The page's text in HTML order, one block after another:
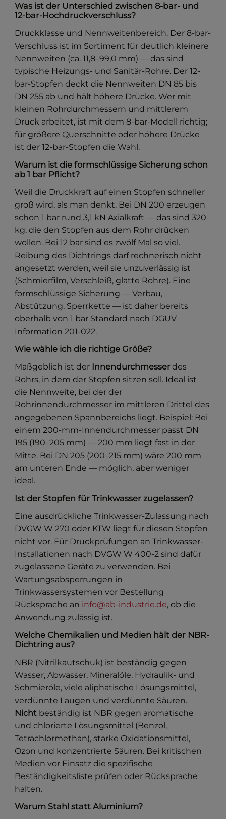
Was ist der Unterschied zwischen 8-bar- und
12-bar-Hochdruckverschluss?
Druckklasse und Nennweitenbereich. Der 8-bar-
Verschluss ist im Sortiment für deutlich kleinere
Nennweiten (ca. 11,8–99,0 mm) — das sind
typische Heizungs- und Sanitär-Rohre. Der 12-
bar-Stopfen deckt die Nennweiten DN 85 bis
DN 255 ab und hält höhere Drücke. Wer mit
kleinen Rohrdurchmessern und mittlerem
Druck arbeitet, ist mit dem 8-bar-Modell richtig;
für größere Querschnitte oder höhere Drücke
ist der 12-bar-Stopfen die Wahl.
Warum ist die formschlüssige Sicherung schon
ab 1 bar Pflicht?
Weil die Druckkraft auf einen Stopfen schneller
groß wird, als man denkt. Bei DN 200 erzeugen
schon 1 bar rund 3,1 kN Axialkraft — das sind 320
kg, die den Stopfen aus dem Rohr drücken
wollen. Bei 12 bar sind es zwölf Mal so viel.
Reibung des Dichtrings darf rechnerisch nicht
angesetzt werden, weil sie unzuverlässig ist
(Schmierfilm, Verschleiß, glatte Rohre). Eine
formschlüssige Sicherung — Verbau,
Abstützung, Sperrkette — ist daher bereits
oberhalb von 1 bar Standard nach DGUV
Information 201-022.
Wie wähle ich die richtige Größe?
Maßgeblich ist der Innendurchmesserdes
Rohrs, in dem der Stopfen sitzen soll. Ideal ist
die Nennweite, bei der der
Rohrinnendurchmesser im mittleren Drittel des
angegebenen Spannbereichs liegt. Beispiel: Bei
einem 200-mm-Innendurchmesser passt DN
195 (190–205 mm) — 200 mm liegt fast in der
Mitte. Bei DN 205 (200–215 mm) wäre 200 mm
am unteren Ende — möglich, aber weniger
ideal.
Ist der Stopfen für Trinkwasser zugelassen?
Eine ausdrückliche Trinkwasser-Zulassung nach
DVGW W 270 oder KTW liegt für diesen Stopfen
nicht vor. Für Druckprüfungen an Trinkwasser-
Installationen nach DVGW W 400-2 sind dafür
zugelassene Geräte zu verwenden. Bei
Wartungsabsperrungen in
Trinkwassersystemen vor Bestellung
Rücksprache an info@ab-industrie.de, ob die
Anwendung zulässig ist.
Welche Chemikalien und Medien hält der NBR-
Dichtring aus?
NBR (Nitrilkautschuk) ist beständig gegen
Wasser, Abwasser, Mineralöle, Hydraulik- und
Schmieröle, viele aliphatische Lösungsmittel,
verdünnte Laugen und verdünnte Säuren.
Nicht beständig ist NBR gegen aromatische
und chlorierte Lösungsmittel (Benzol,
Tetrachlormethan), starke Oxidationsmittel,
Ozon und konzentrierte Säuren. Bei kritischen
Medien vor Einsatz die spezifische
Beständigkeitsliste prüfen oder Rücksprache
halten.
Warum Stahl statt Aluminium?